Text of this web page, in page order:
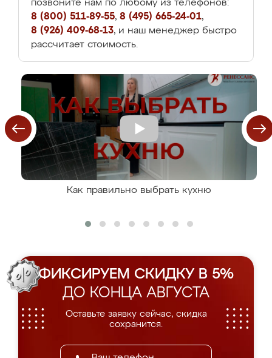
позвоните нам по любому из телефонов:
8 (800) 511-89-55, 8 (495) 665-24-01,
8 (926) 409-68-13, и наш менеджер быстро
рассчитает стоимость.
Как правильно выбрать кухню
ФИКСИРУЕМ СКИДКУ В 5%
ДО КОНЦА АВГУСТА
Оставьте заявку сейчас, скидка
сохранится.